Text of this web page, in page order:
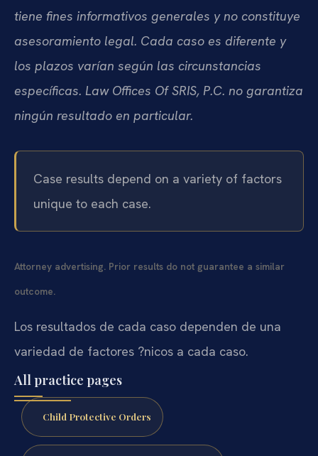
tiene fines informativos generales y no constituye
asesoramiento legal. Cada caso es diferente y
los plazos varían según las circunstancias
específicas. Law Offices Of SRIS, P.C. no garantiza
ningún resultado en particular.
Case results depend on a variety of factors
unique to each case.
Attorney advertising. Prior results do not guarantee a similar
outcome.
Los resultados de cada caso dependen de una
variedad de factores ?nicos a cada caso.
All practice pages
Child Protective Orders